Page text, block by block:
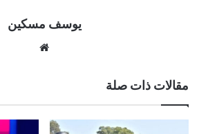
يوسف مسكين
مقالات ذات صلة